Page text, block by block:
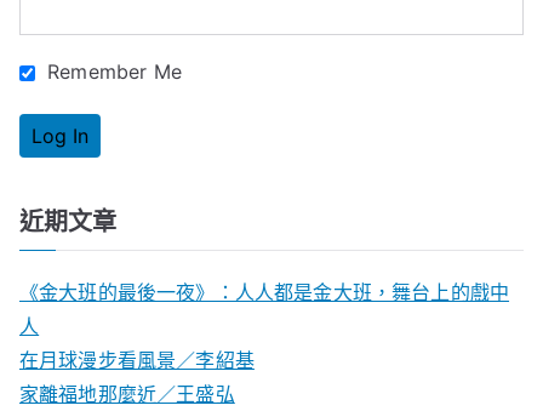
Remember Me
近期文章
《金大班的最後一夜》：人人都是金大班，舞台上的戲中
人
在月球漫步看風景／李紹基
家離福地那麼近／王盛弘